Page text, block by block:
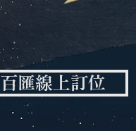
匯線上訂位